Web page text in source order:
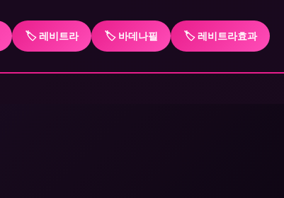
🏷️ 레비트라 🏷️ 바데나필 🏷️ 레비트라효과